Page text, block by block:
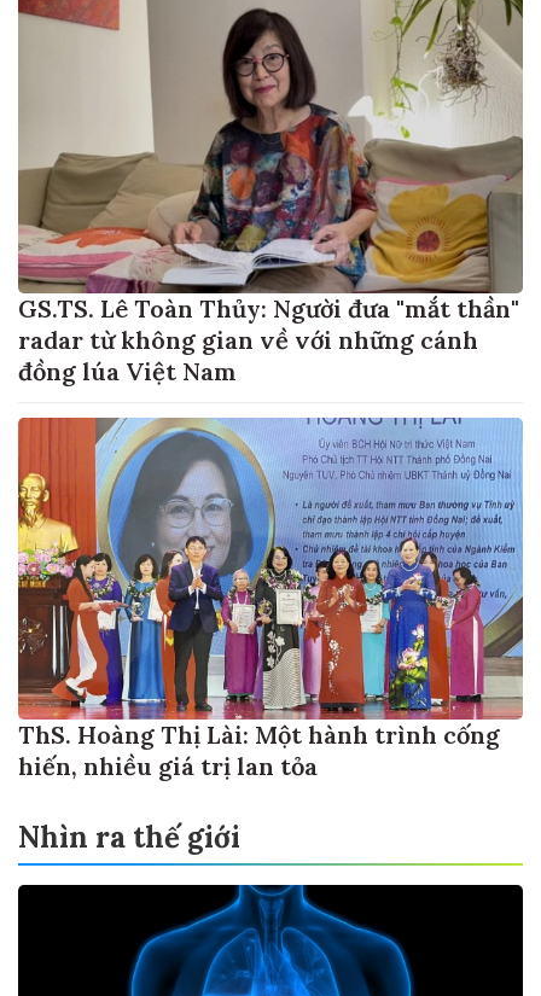
GS.TS. Lê Toàn Thủy: Người đưa "mắt thần"
radar từ không gian về với những cánh
đồng lúa Việt Nam
ThS. Hoàng Thị Lài: Một hành trình cống
hiến, nhiều giá trị lan tỏa
Nhìn ra thế giới